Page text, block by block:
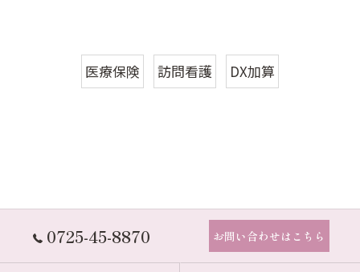
医療保険 訪問看護 DX加算
0725-45-8870 お問い合わせはこちら